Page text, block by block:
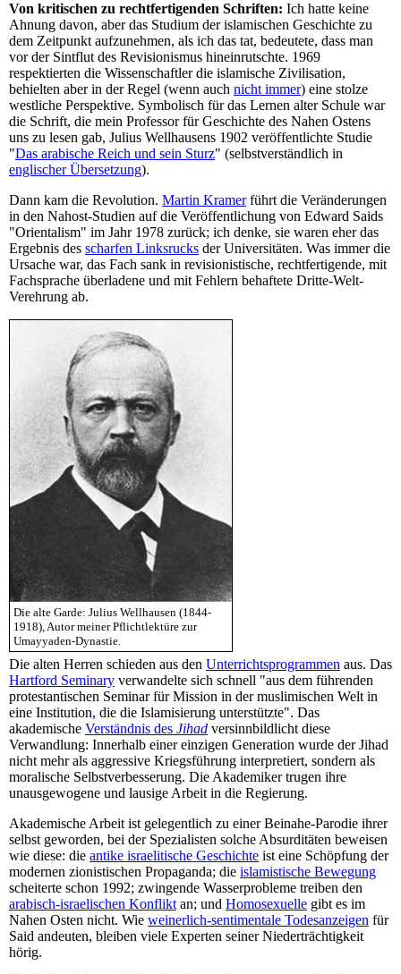
Von kritischen zu rechtfertigenden Schriften: Ich hatte keine
Ahnung davon, aber das Studium der islamischen Geschichte zu
dem Zeitpunkt aufzunehmen, als ich das tat, bedeutete, dass man
vor der Sintflut des Revisionismus hineinrutschte. 1969
respektierten die Wissenschaftler die islamische Zivilisation,
behielten aber in der Regel (wenn auch nicht immer) eine stolze
westliche Perspektive. Symbolisch für das Lernen alter Schule war
die Schrift, die mein Professor für Geschichte des Nahen Ostens
uns zu lesen gab, Julius Wellhausens 1902 veröffentlichte Studie
"Das arabische Reich und sein Sturz" (selbstverständlich in
englischer Übersetzung).
Dann kam die Revolution. Martin Kramerführt die Veränderungen
in den Nahost-Studien auf die Veröffentlichung von Edward Saids
"Orientalism" im Jahr 1978 zurück; ich denke, sie waren eher das
Ergebnis des scharfen Linksrucks der Universitäten. Was immer die
Ursache war, das Fach sank in revisionistische, rechtfertigende, mit
Fachsprache überladene und mit Fehlern behaftete Dritte-Welt-
Verehrung ab.
Die alte Garde: Julius Wellhausen (1844-
1918), Autor meiner Pflichtlektüre zur
Umayyaden-Dynastie.
Die alten Herren schieden aus den Unterrichtsprogrammen aus. Das
Hartford Seminary verwandelte sich schnell "aus dem führenden
protestantischen Seminar für Mission in der muslimischen Welt in
eine Institution, die die Islamisierung unterstützte". Das
akademische Verständnis des Jihad versinnbildlicht diese
Verwandlung: Innerhalb einer einzigen Generation wurde der Jihad
nicht mehr als aggressive Kriegsführung interpretiert, sondern als
moralische Selbstverbesserung. Die Akademiker trugen ihre
unausgewogene und lausige Arbeit in die Regierung.
Akademische Arbeit ist gelegentlich zu einer Beinahe-Parodie ihrer
selbst geworden, bei der Spezialisten solche Absurditäten beweisen
wie diese: die antike israelitische Geschichte ist eine Schöpfung der
modernen zionistischen Propaganda; die islamistische Bewegung
scheiterte schon 1992; zwingende Wasserprobleme treiben den
arabisch-israelischen Konflikt an; und Homosexuelle gibt es im
Nahen Osten nicht. Wie weinerlich-sentimentale Todesanzeigen für
Said andeuten, bleiben viele Experten seiner Niederträchtigkeit
hörig.